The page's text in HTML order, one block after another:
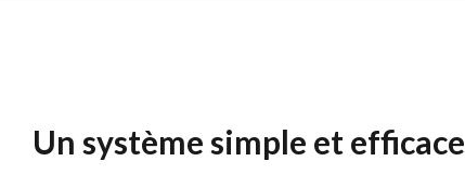
Un système simple et efficace